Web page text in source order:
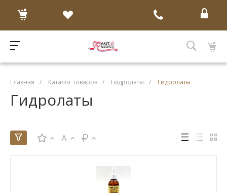
Главная / Каталог товаров / Гидролаты / Гидролаты
Гидролаты
A